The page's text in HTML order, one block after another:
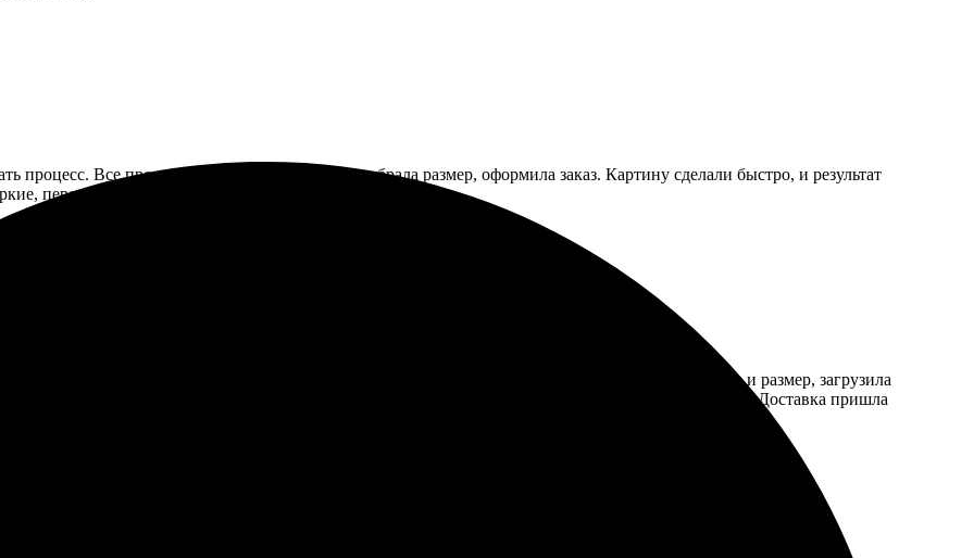
процесс. Все просто: выбрала изображение, выбрала размер, оформила заказ. Картину сделали быстро, и результат
передали настроение. Рекомендую!
Процесс оформления заказа оказался простым и интуитивно понятным. Я выбрала фото и размер, загрузила
Связались быстро, уточнили все детали. Доработка была сделана качественно, учли все пожелания. Доставка пришла
на холсте выглядит великолепно, цвета яркие и насыщенные. Отличный опыт, рекомендую всем!